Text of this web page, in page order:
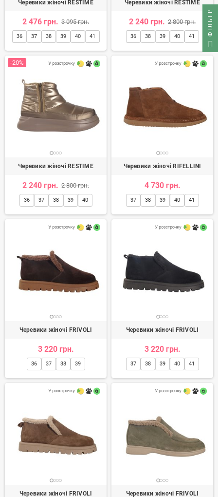
Черевики жіночі RESTIME
2 476 грн. 3 095 грн.
36 37 38 39 40 41
Черевики жіночі RESTIME
2 240 грн. 2 800 грн.
36 38 39 40 41
-20%
Черевики жіночі RESTIME
2 240 грн. 2 800 грн.
36 37 38 39 40
Черевики жіночі RIFELLINI
4 730 грн.
37 38 39 40 41
Черевики жіночі FRIVOLI
3 220 грн.
36 37 38 39
Черевики жіночі FRIVOLI
3 220 грн.
37 38 39 40 41
Черевики жіночі FRIVOLI Черевики жіночі FRIVOLI
ФІЛЬТР